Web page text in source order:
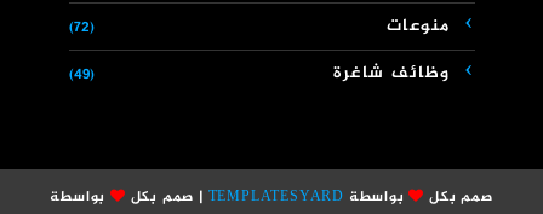
منوعات (72)
وظائف شاغرة (49)
صمم بكل بواسطة TEMPLATESYARD | صمم بكل بواسطة